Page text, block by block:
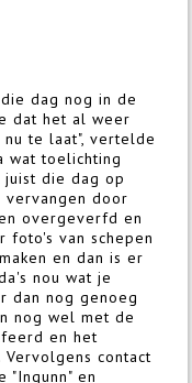
dag nog in de
dat het al weer
te laat", vertelde
wat toelichting
juist die dag op
door
overgeverfd en
foto's van schepen
en dan is er
nou wat je
dan nog genoeg
nog wel met de
en het
contact
"Ingunn" en